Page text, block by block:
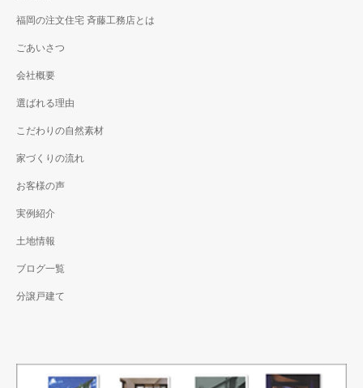
福岡の注文住宅 斉藤工務店とは
ごあいさつ
会社概要
選ばれる理由
こだわりの自然素材
家づくりの流れ
お客様の声
実例紹介
土地情報
ブログ一覧
分譲戸建て